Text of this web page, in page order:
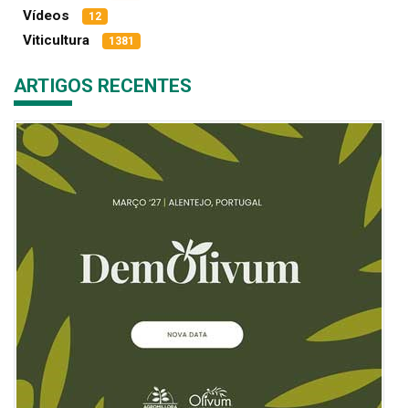
Vídeos 12
Viticultura 1381
ARTIGOS RECENTES